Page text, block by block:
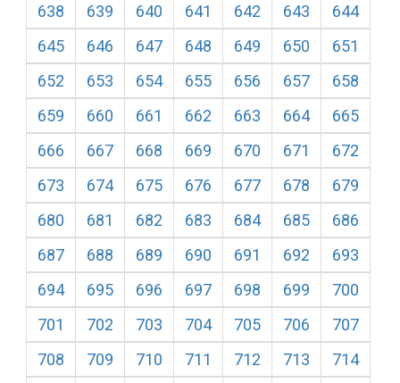
638
639 640 641 642 643
644
645
646 647 648 649 650
651
652
653 654 655 656 657
658
659
660 661 662 663 664
665
666
667 668 669 670 671
672
673
674 675 676 677 678
679
680
681 682 683 684 685
686
687
688 689 690 691 692
693
694
695 696 697 698 699
700
701
702 703 704 705 706
707
708
709 710 711 712 713
714